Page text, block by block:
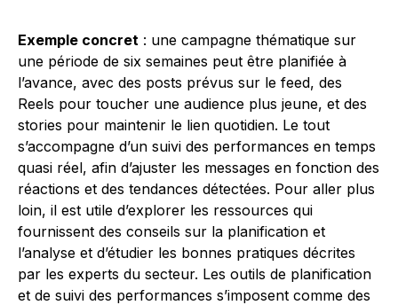
Exemple concret : une campagne thématique sur
une période de six semaines peut être planifiée à
l’avance, avec des posts prévus sur le feed, des
Reels pour toucher une audience plus jeune, et des
stories pour maintenir le lien quotidien. Le tout
s’accompagne d’un suivi des performances en temps
quasi réel, afin d’ajuster les messages en fonction des
réactions et des tendances détectées. Pour aller plus
loin, il est utile d’explorer les ressources qui
fournissent des conseils sur la planification et
l’analyse et d’étudier les bonnes pratiques décrites
par les experts du secteur. Les outils de planification
et de suivi des performances s’imposent comme des